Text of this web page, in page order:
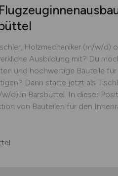
Holzmechaniker (m/w/d)
Ausbildung mit? Du
und hochwertige Bauteile für
Dann starte jetzt als
d) in Barsbüttel. In dieser
von Bauteilen für den